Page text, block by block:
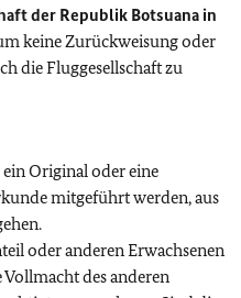
der Republik Botsuana in
keine Zurückweisung oder
die Fluggesellschaft zu
Original oder eine
mitgeführt werden, aus
oder anderen Erwachsenen
des anderen